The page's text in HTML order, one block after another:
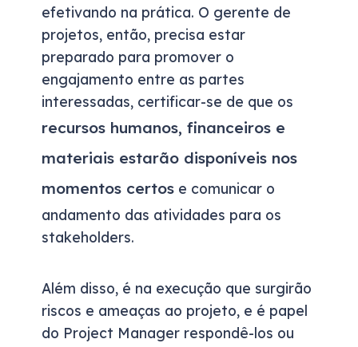
efetivando na prática. O gerente de
projetos, então, precisa estar
preparado para promover o
engajamento entre as partes
interessadas, certificar-se de que os
recursos humanos, financeiros e
materiais estarão disponíveis nos
momentos certos e comunicar o
andamento das atividades para os
stakeholders.
Além disso, é na execução que surgirão
riscos e ameaças ao projeto, e é papel
do Project Manager respondê-los ou